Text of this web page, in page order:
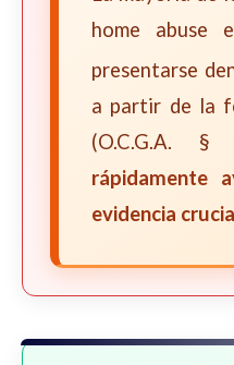
home abuse
presentarse
a partir de la
(O.C.G.A.
rápidamente
evidencia